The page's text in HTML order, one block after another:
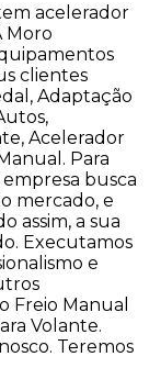
acelerador
Moro
clientes
Adaptação
Acelerador
Para
busca
mercado, e
assim, a sua
Executamos
e
Freio Manual
Volante.
Teremos